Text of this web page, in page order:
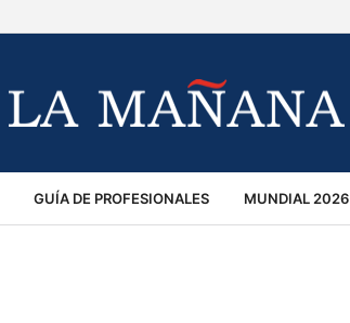
GUÍA DE PROFESIONALES MUNDIAL 2026